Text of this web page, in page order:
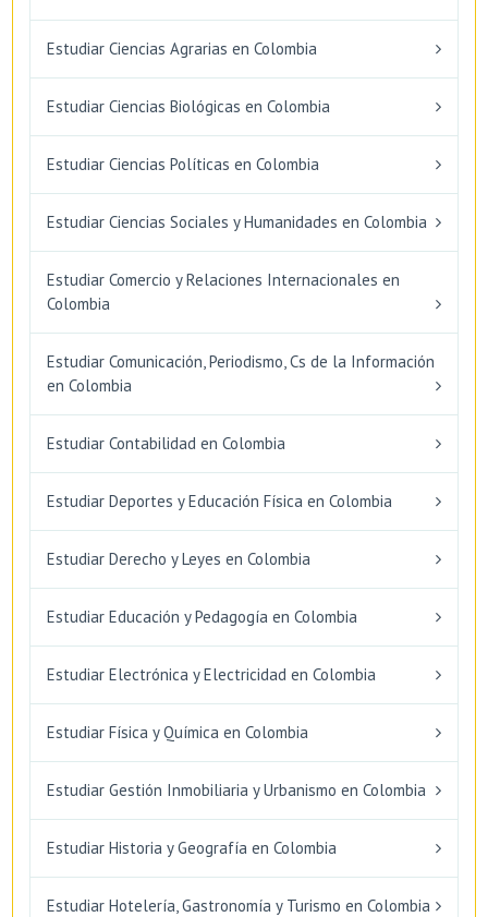
Estudiar Ciencias Agrarias en Colombia
Estudiar Ciencias Biológicas en Colombia
Estudiar Ciencias Políticas en Colombia
Estudiar Ciencias Sociales y Humanidades en Colombia
Estudiar Comercio y Relaciones Internacionales en
Colombia
Estudiar Comunicación, Periodismo, Cs de la Información
en Colombia
Estudiar Contabilidad en Colombia
Estudiar Deportes y Educación Física en Colombia
Estudiar Derecho y Leyes en Colombia
Estudiar Educación y Pedagogía en Colombia
Estudiar Electrónica y Electricidad en Colombia
Estudiar Física y Química en Colombia
Estudiar Gestión Inmobiliaria y Urbanismo en Colombia
Estudiar Historia y Geografía en Colombia
Estudiar Hotelería, Gastronomía y Turismo en Colombia